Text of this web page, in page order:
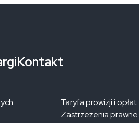
Kontakt
Taryfa prowizji i opłat
Zastrzeżenia prawne